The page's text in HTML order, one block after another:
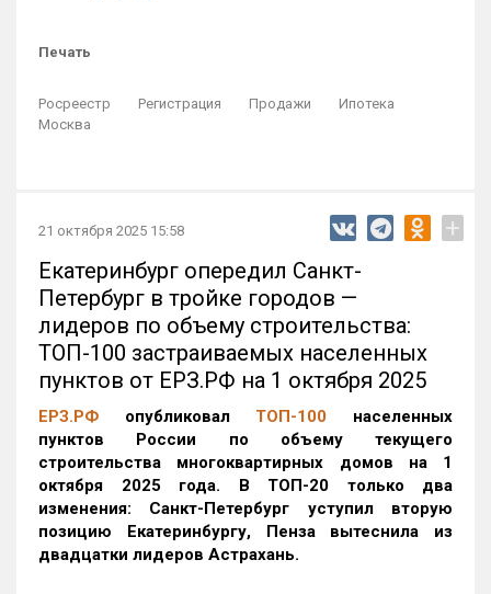
Печать
Росреестр Регистрация Продажи
Ипотека
Москва
21 октября 2025 15:58 +
Екатеринбург опередил Санкт-
Петербург в тройке городов —
лидеров по объему строительства:
ТОП-100 застраиваемых населенных
пунктов от ЕРЗ.РФ на 1 октября 2025
ЕРЗ.РФ опубликовал ТОП-100 населенных
пунктов России по объему текущего
строительства многоквартирных домов на 1
октября 2025 года. В ТОП-20 только два
изменения: Санкт-Петербург уступил вторую
позицию Екатеринбургу, Пенза вытеснила из
двадцатки лидеров Астрахань.